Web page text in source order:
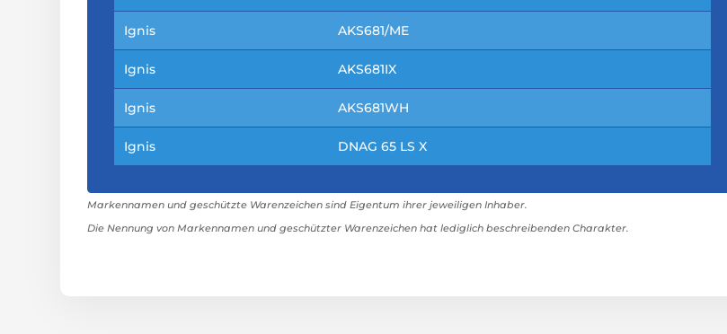
Ignis AKS681/ME
Ignis AKS681IX
Ignis AKS681WH
Ignis DNAG 65 LS X
Markennamen und geschützte Warenzeichen sind Eigentum ihrer jeweiligen Inhaber.
Die Nennung von Markennamen und geschützter Warenzeichen hat lediglich beschreibenden Charakter.